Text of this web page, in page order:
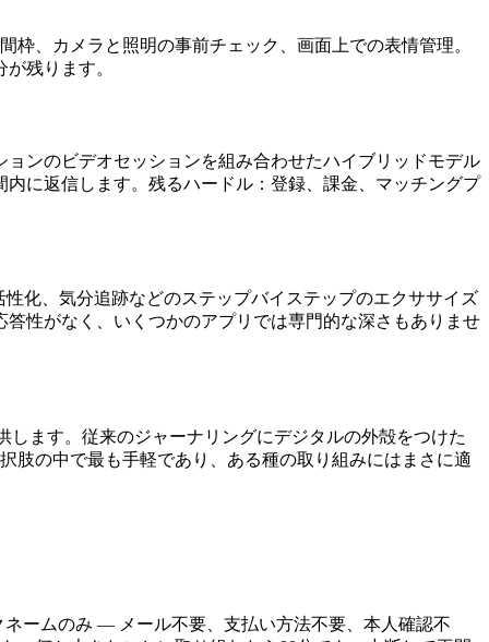
、カメラと照明の事前チェック、画面上での表情管理。
残ります。
ンのビデオセッションを組み合わせたハイブリッドモデル
に返信します。残るハードル：登録、課金、マッチングプ
化、気分追跡などのステップバイステップのエクササイズ
性がなく、いくつかのアプリでは専門的な深さもありませ
します。従来のジャーナリングにデジタルの外殻をつけた
肢の中で最も手軽であり、ある種の取り組みにはまさに適
ームのみ — メール不要、支払い方法不要、本人確認不